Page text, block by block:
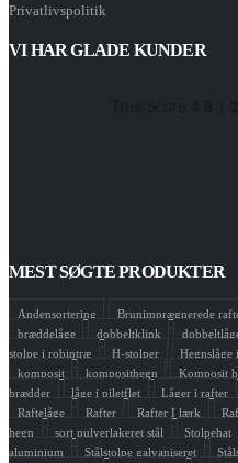
Privatlivspolitik
VI HAR GLADE KUNDER
MEST SØGTE PRODUKTER
Andensortering Brunimprægnerede
bræddelåge
dobbeltklink
stolpe i robintræ
H-stolper Hegnslåge
komposit
komposithegn Komposit
brædder
låge i piletflet Låger i rafter
Raftelåge
Rafter Rafter I lærk
hegn
sort pulverlakeret stål Stolpehat
aluminium
Stålstolpe galvaniseret